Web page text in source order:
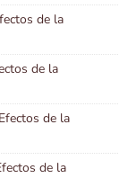
de la
de la
de la
de la